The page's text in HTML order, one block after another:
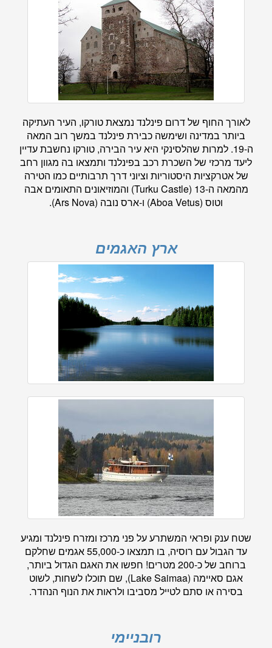
לאורך החוף של דרום פינלנד נמצאת טורקו, העיר העתיקה
ביותר במדינה ושימשה כבירת פינלנד במשך רוב המאה
ה-19. למרות שהלסינקי היא עיר הבירה, טורקו נחשבת עדיין
ליעד מרכזי של השכרת רכב בפינלנד ותמצאו בה מגוון רחב
של אטרקציות היסטוריות וציוני דרך תרבותיים כמו הטירה
מהמאה ה-13 (Turku Castle) והמוזיאונים התאומים אבה
וטוס (Aboa Vetus) ו-ארס נובה (Ars Nova).
ארץ האגמים
שטח ענק ופראי המשתרע על פני מרכז ומזרח פינלנד ומגיע
עד הגבול עם רוסיה, בו תמצאו כ-55,000 אגמים שחלקם
ברוחב של כ-200 מטרים! חפשו את האגם הגדול ביותר,
אגם סאיימה (Lake Saimaa), שם תוכלו לשחות, לשוט
בסירה או סתם לטייל מסביבו ולראות את הנוף הנהדר.
רובניימי